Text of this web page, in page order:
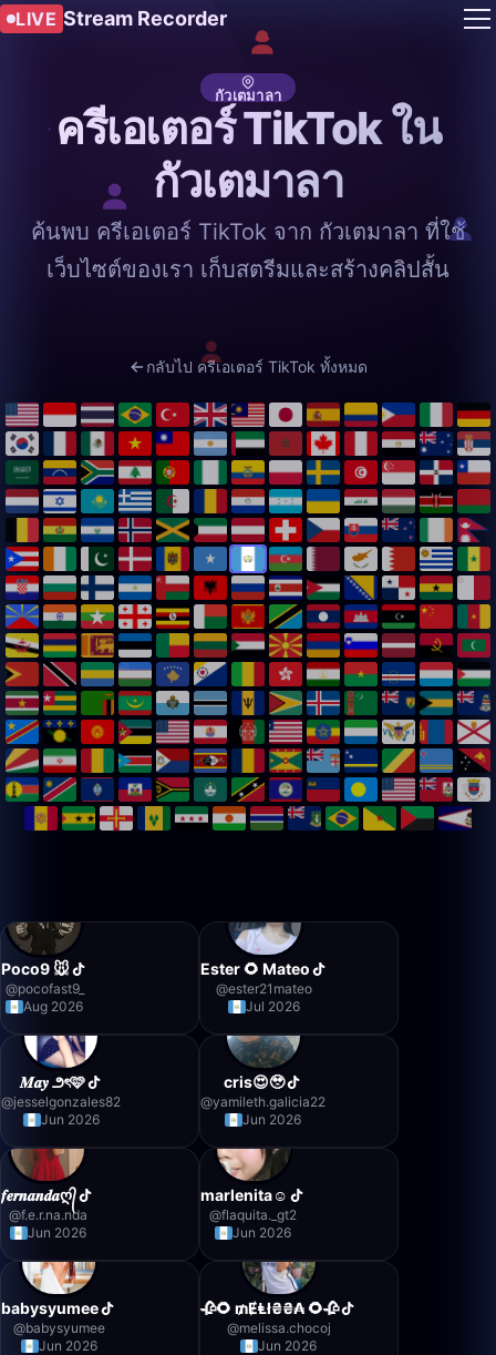
LIVE Stream Recorder
กัวเตมาลา
ครีเอเตอร์ TikTok ใน
กัวเตมาลา
ค้นพบ ครีเอเตอร์ TikTok จาก กัวเตมาลา ที่ใช้
เว็บไซต์ของเรา เก็บสตรีมและสร้างคลิปสั้น
กลับไป ครีเอเตอร์ TikTok ทั้งหมด
Poco9 🐭
@pocofast9_
Aug 2026
Ester 🌻 Mateo
@ester21mateo
Jul 2026
𝑴𝒂𝒚 ౨ৎ🩷
@jesselgonzales82
Jun 2026
cris😍🥹
@yamileth.galicia22
Jun 2026
𝒇𝒆𝒓𝒏𝒂𝒏𝒅𝒂ღ᭄
@f.e.r.na.nda
Jun 2026
marlenita☺
@flaquita._gt2
Jun 2026
babysyumee
@babysyumee
Jun 2026
🥀🌻 ₥ɆⱠł₴₴₳ 🌻🥀
@melissa.chocoj
Jun 2026